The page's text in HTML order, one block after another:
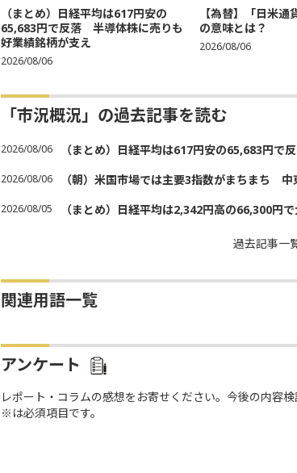
（まとめ）日経平均は617円安の
65,683円で反落 半導体株に売りも
好業績銘柄が支え
2026/08/06
【為替】「日米通
の意味とは？
2026/08/06
「市況概況」の過去記事を読む
2026/08/06 （まとめ）日経平均は617円安の65,683円
2026/08/06 （朝）米国市場では主要3指数がまちまち
2026/08/05 （まとめ）日経平均は2,342円高の66,300
過去記事一
関連用語一覧
アンケート
レポート・コラムの感想をお寄せください。今後の内容
※は必須項目です。